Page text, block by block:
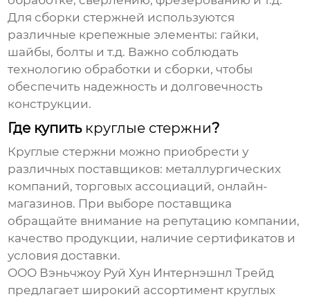
Для сборки стержней используются
различные крепежные элементы: гайки,
шайбы, болты и т.д. Важно соблюдать
технологию обработки и сборки, чтобы
обеспечить надежность и долговечность
конструкции.
Где купить круглые стержни?
Круглые стержни можно приобрести у
различных поставщиков: металлургических
компаний, торговых ассоциаций, онлайн-
магазинов. При выборе поставщика
обращайте внимание на репутацию компании,
качество продукции, наличие сертификатов и
условия доставки.
ООО Вэньчжоу Руй Хун Интернэшнл Трейд
предлагает широкий ассортимент круглых